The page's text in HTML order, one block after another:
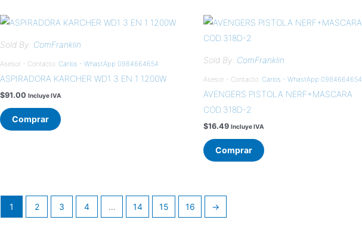
Sold By: ComFranklin
Asesor - Contacto: Carlos - WhastApp 0984664654
ASPIRADORA KARCHER WD1 3 EN 1 1200W
$91.00 Incluye IVA
Comprar
Sold By: ComFranklin
Asesor - Contacto: Carlos - WhastApp 0984664654
AVENGERS PISTOLA NERF+MASCARA
COD.318D-2
$16.49 Incluye IVA
Comprar
1 2 3 4 … 14 15 16 →